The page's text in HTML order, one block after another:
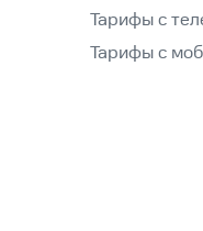
Тарифы с
Тарифы с